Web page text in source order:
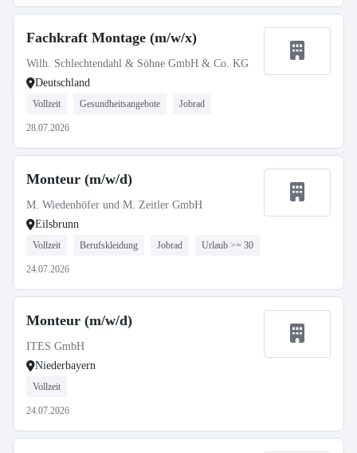
Fachkraft Montage (m/w/x)
Wilh. Schlechtendahl & Söhne GmbH & Co. KG
Deutschland
Vollzeit Gesundheitsangebote Jobrad
28.07.2026
Monteur (m/w/d)
M. Wiedenhöfer und M. Zeitler GmbH
Eilsbrunn
Vollzeit Berufskleidung Jobrad Urlaub >= 30
24.07.2026
Monteur (m/w/d)
ITES GmbH
Niederbayern
Vollzeit
24.07.2026